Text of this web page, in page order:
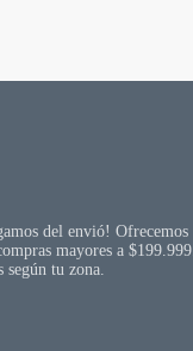
del envió! Ofrecemos
mayores a $199.999.
tu zona.